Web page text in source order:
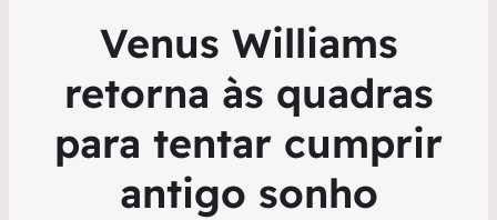
Venus Williams
retorna às quadras
para tentar cumprir
antigo sonho